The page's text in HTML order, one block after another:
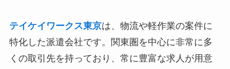
テイケイワークス東京は、物流や軽作業の案件に
特化した派遣会社です。関東圏を中心に非常に多
くの取引先を持っており、常に豊富な求人が用意